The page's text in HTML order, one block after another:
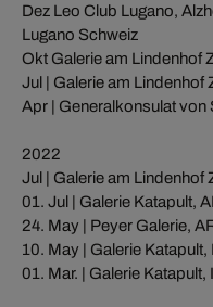
Dez Leo Club Lugano,
Lugano Schweiz
Okt Galerie am Lindenhof
Jul | Galerie am Lindenhof
Apr | Generalkonsulat von
2022
Jul | Galerie am Lindenhof
01. Jul | Galerie Katapult,
24. May | Peyer Galerie,
10. May | Galerie
01. Mar. | Galerie Katapult,